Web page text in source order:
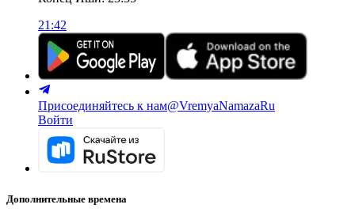
21:42
Присоединяйтесь к нам@VremyaNamazaRu
Войти
Дополнительные времена